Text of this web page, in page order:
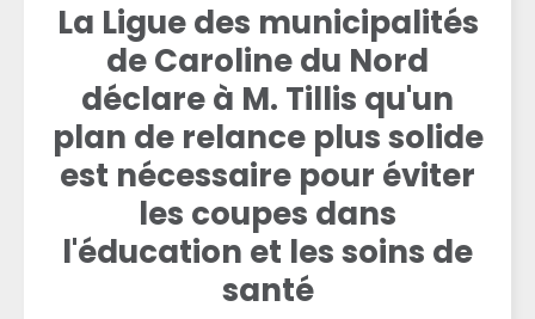
La Ligue des municipalités
de Caroline du Nord
déclare à M. Tillis qu'un
plan de relance plus solide
est nécessaire pour éviter
les coupes dans
l'éducation et les soins de
santé